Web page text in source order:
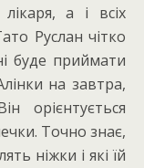
а і всіх
Руслан чітко
буде приймати
на завтра,
орієнтується
Точно знає,
ніжки і які їй